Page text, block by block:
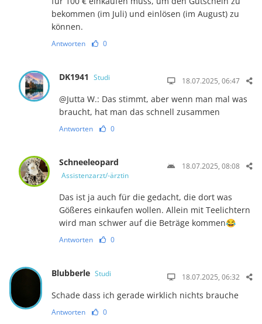
bekommen (im Juli) und einlösen (im August) zu
können.
Antworten 0
DK1941 Studi 18.07.2025, 06:47
@Jutta W.: Das stimmt, aber wenn man mal was
braucht, hat man das schnell zusammen
Antworten 0
Schneeleopard
Assistenzarzt/-ärztin
18.07.2025, 08:08
Das ist ja auch für die gedacht, die dort was
Gößeres einkaufen wollen. Allein mit Teelichtern
wird man schwer auf die Beträge kommen😂
Antworten 0
Blubberle Studi 18.07.2025, 06:32
Schade dass ich gerade wirklich nichts brauche
Antworten 0